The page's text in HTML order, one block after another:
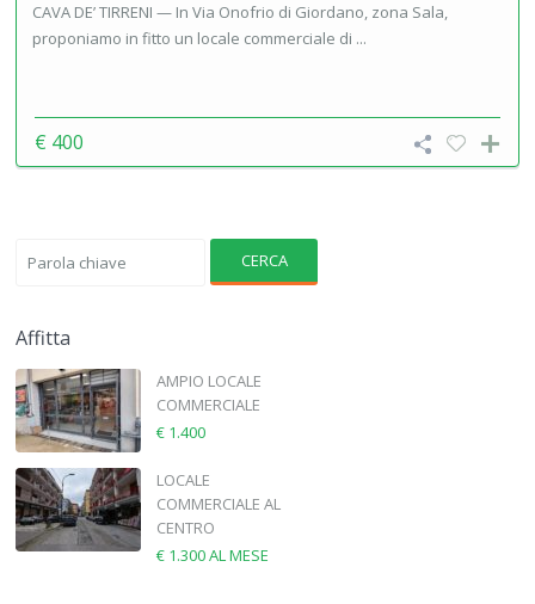
CAVA DE’ TIRRENI — In Via Onofrio di Giordano, zona Sala,
proponiamo in fitto un locale commerciale di ...
€ 400
CERCA
Affitta
AMPIO LOCALE
COMMERCIALE
€ 1.400
LOCALE
COMMERCIALE AL
CENTRO
€ 1.300AL MESE